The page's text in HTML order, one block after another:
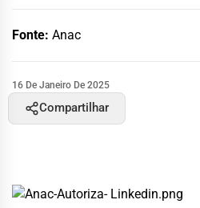
Fonte: Anac
16 De Janeiro De 2025
Compartilhar